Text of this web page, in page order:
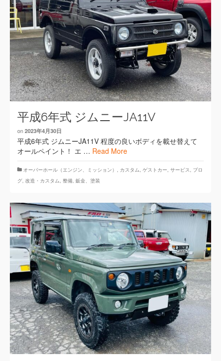
平成6年式 ジムニーJA11V
on 2023年4月30日
平成6年式 ジムニーJA11V 程度の良いボディを載せ替えて
オールペイント！ エ … Read More
オーバーホール（エンジン、ミッション） , カスタム, ゲストカー, サービス, ブロ
グ, 改造・カスタム, 整備, 鈑金、塗装